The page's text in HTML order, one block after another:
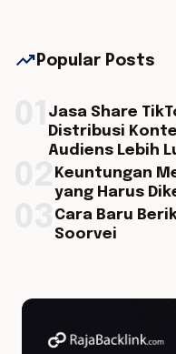
trending_up Popular Posts
Jasa Share
Distribusi
Audiens Lebih
Keuntungan
yang Harus
Cara Baru
Soorvei